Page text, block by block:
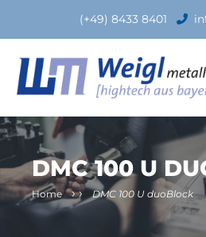
(+49) 8433 8401
DMC 100 U
Home ›› DMC 100 U duoBlock